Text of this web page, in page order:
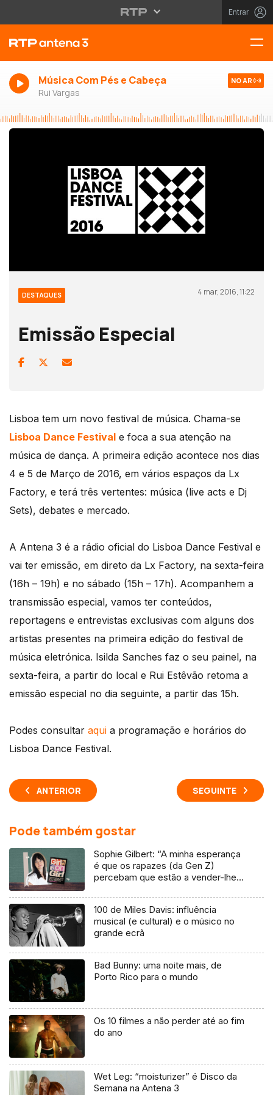
Entrar
Música Com Pés e Cabeça
Rui Vargas
NO AR
DESTAQUES 4 mar, 2016, 11:22
Emissão Especial
Lisboa tem um novo festival de música. Chama-se
Lisboa Dance Festival e foca a sua atenção na
música de dança. A primeira edição acontece nos dias
4 e 5 de Março de 2016, em vários espaços da Lx
Factory, e terá três vertentes: música (live acts e Dj
Sets), debates e mercado.
A Antena 3 é a rádio oficial do Lisboa Dance Festival e
vai ter emissão, em direto da Lx Factory, na sexta-feira
(16h – 19h) e no sábado (15h – 17h). Acompanhem a
transmissão especial, vamos ter conteúdos,
reportagens e entrevistas exclusivas com alguns dos
artistas presentes na primeira edição do festival de
música eletrónica. Isilda Sanches faz o seu painel, na
sexta-feira, a partir do local e Rui Estêvão retoma a
emissão especial no dia seguinte, a partir das 15h.
Podes consultar aqui a programação e horários do
Lisboa Dance Festival.
ANTERIOR SEGUINTE
Pode também gostar
Sophie Gilbert: “A minha esperança
é que os rapazes (da Gen Z)
percebam que estão a vender-lhes
100 de Miles Davis: influência
musical (e cultural) e o músico no
grande ecrã
Bad Bunny: uma noite mais, de
Porto Rico para o mundo
Os 10 filmes a não perder até ao fim
do ano
Wet Leg: “moisturizer” é Disco da
Semana na Antena 3